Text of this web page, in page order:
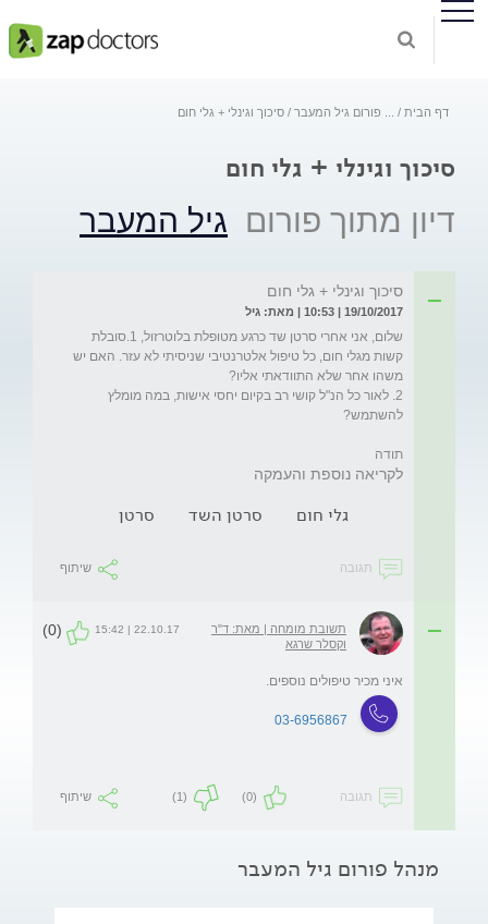
דף הבית פורום גיל המעבר סיכוך וגינלי + גלי חום
סיכוך וגינלי + גלי חום
דיון מתוך פורום גיל המעבר
סיכוך וגינלי + גלי חום
19/10/2017 | 10:53 | מאת: גיל
שלום, אני אחרי סרטן שד כרגע מטופלת בלוטרזול, 1.סובלת
קשות מגלי חום, כל טיפול אלטרנטיבי שניסיתי לא עזר. האם יש
2. לאור כל הנ"ל קושי רב בקיום יחסי אישות, במה מומלץ
תודה
לקריאה נוספת והעמקה
גלי חום סרטן השד סרטן
תגובה שיתוף
תשובת מומחה | מאת: ד"ר
וקסלר שרגא
22.10.17 | 15:42
(0)
איני מכיר טיפולים נוספים.
03-6956867
תגובה (0)
(1) שיתוף
מנהל פורום גיל המעבר